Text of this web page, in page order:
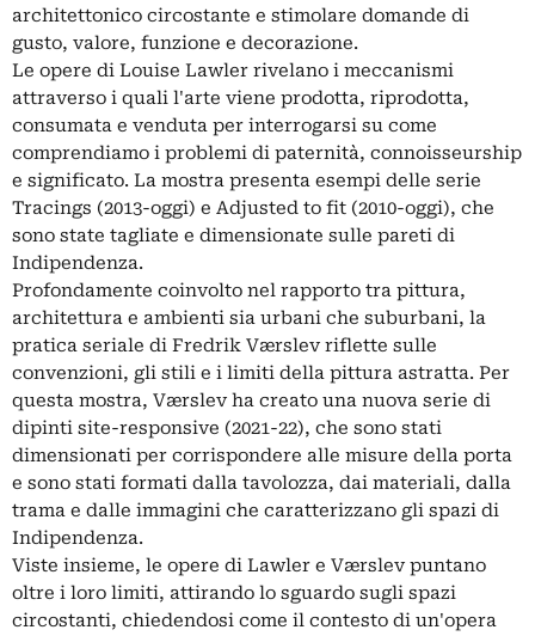
architettonico circostante e stimolare domande di
gusto, valore, funzione e decorazione.
Le opere di Louise Lawler rivelano i meccanismi
attraverso i quali l'arte viene prodotta, riprodotta,
consumata e venduta per interrogarsi su come
comprendiamo i problemi di paternità, connoisseurship
e significato. La mostra presenta esempi delle serie
Tracings (2013-oggi) e Adjusted to fit (2010-oggi), che
sono state tagliate e dimensionate sulle pareti di
Indipendenza.
Profondamente coinvolto nel rapporto tra pittura,
architettura e ambienti sia urbani che suburbani, la
pratica seriale di Fredrik Værslev riflette sulle
convenzioni, gli stili e i limiti della pittura astratta. Per
questa mostra, Værslev ha creato una nuova serie di
dipinti site-responsive (2021-22), che sono stati
dimensionati per corrispondere alle misure della porta
e sono stati formati dalla tavolozza, dai materiali, dalla
trama e dalle immagini che caratterizzano gli spazi di
Indipendenza.
Viste insieme, le opere di Lawler e Værslev puntano
oltre i loro limiti, attirando lo sguardo sugli spazi
circostanti, chiedendosi come il contesto di un'opera